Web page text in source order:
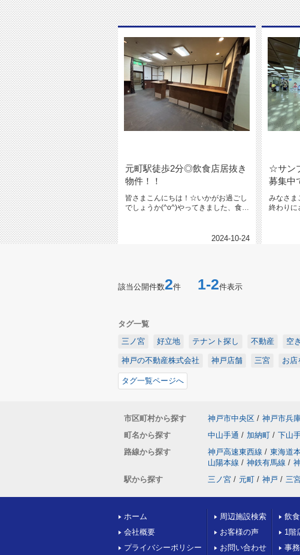
元町駅徒歩2分◎飲食店居抜き
物件！！
皆さまこんにちは！☆いかがお過ごし
でしょうか(^o^)やってきました、食欲
2024-10-24
☆サン
募集中
みなさま
終わりに
該当公開件数2件 1-2件表示
タグ一覧
三ノ宮
好立地 テナント探し 不動産 空
神戸の不動産株式会社 神戸店舗 三宮 お店
タグ一覧ページへ
市区町村から探す 神戸市中央区 / 神戸市兵
町名から探す
中山手通 / 加納町 / 下山
路線から探す
神戸高速東西線 / 東海道
山陽本線 / 神鉄有馬線 /
駅から探す
三ノ宮 / 元町 / 神戸 / 三
ホーム
会社概要
プライバシーポリシー
周辺施設検索
お客様の声
お問い合わせ
飲
1階
事